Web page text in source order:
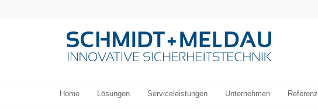
Home Lösungen Serviceleistungen Unternehmen